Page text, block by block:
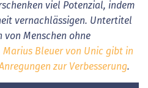
viel Potenzial, indem
vernachlässigen. Untertitel
von Menschen ohne
Marius Bleuer von Unic gibt in
zur Verbesserung.